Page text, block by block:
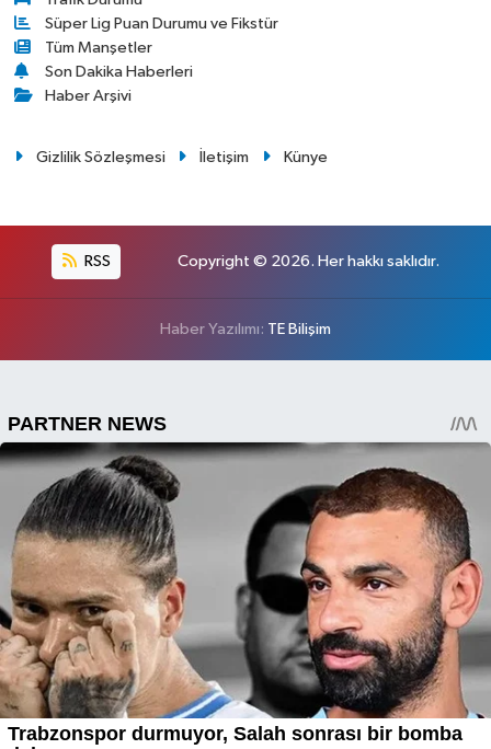
Süper Lig Puan Durumu ve Fikstür
Tüm Manşetler
Son Dakika Haberleri
Haber Arşivi
Gizlilik Sözleşmesi İletişim Künye
RSS Copyright © 2026. Her hakkı saklıdır.
Haber Yazılımı: TE Bilişim